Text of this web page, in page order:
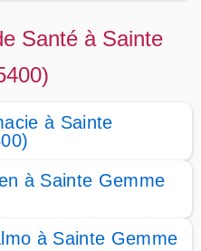
Santé à Sainte
à Sainte
à Sainte Gemme
à Sainte Gemme